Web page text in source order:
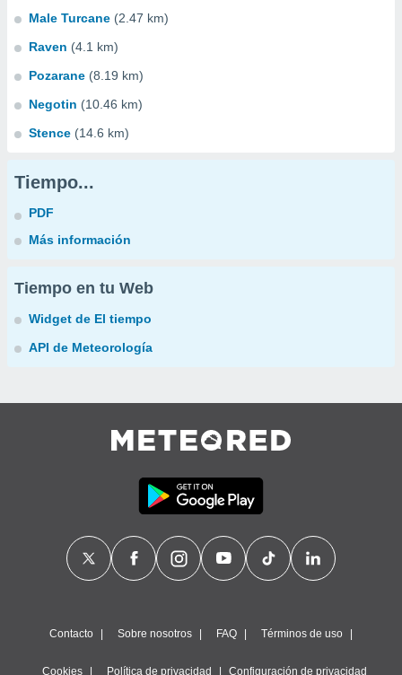
Male Turcane (2.47 km)
Raven (4.1 km)
Pozarane (8.19 km)
Negotin (10.46 km)
Stence (14.6 km)
Tiempo...
PDF
Más información
Tiempo en tu Web
Widget de El tiempo
API de Meteorología
Contacto Sobre nosotros FAQ Términos de uso
Cookies Política de privacidad Configuración de privacidad